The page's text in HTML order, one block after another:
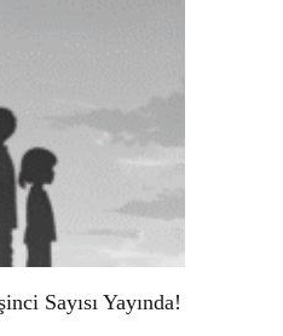
Sayısı Yayında!